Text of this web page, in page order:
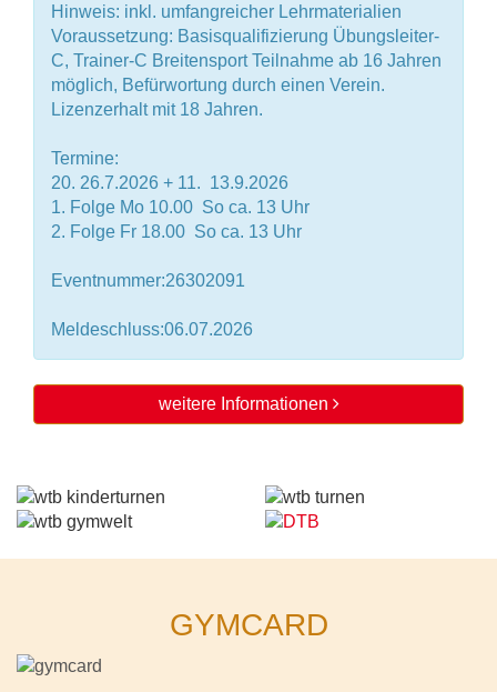
Hinweis: inkl. umfangreicher Lehrmaterialien
Voraussetzung: Basisqualifizierung Übungsleiter-
C, Trainer-C Breitensport Teilnahme ab 16 Jahren
möglich, Befürwortung durch einen Verein.
Lizenzerhalt mit 18 Jahren.
Termine:
20. 26.7.2026 + 11.  13.9.2026
1. Folge Mo 10.00  So ca. 13 Uhr
2. Folge Fr 18.00  So ca. 13 Uhr
Eventnummer:26302091
Meldeschluss:06.07.2026
weitere Informationen
GYMCARD